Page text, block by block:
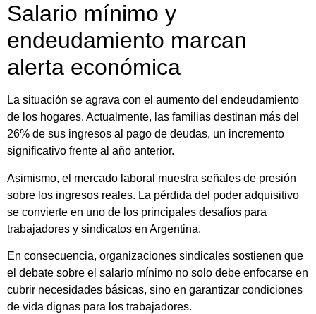
Salario mínimo y
endeudamiento marcan
alerta económica
La situación se agrava con el aumento del endeudamiento
de los hogares. Actualmente, las familias destinan más del
26% de sus ingresos al pago de deudas, un incremento
significativo frente al año anterior.
Asimismo, el mercado laboral muestra señales de presión
sobre los ingresos reales. La pérdida del poder adquisitivo
se convierte en uno de los principales desafíos para
trabajadores y sindicatos en Argentina.
En consecuencia, organizaciones sindicales sostienen que
el debate sobre el salario mínimo no solo debe enfocarse en
cubrir necesidades básicas, sino en garantizar condiciones
de vida dignas para los trabajadores.